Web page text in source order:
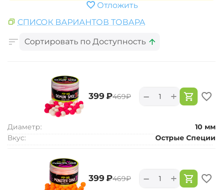
Отложить
СПИСОК ВАРИАНТОВ ТОВАРА
Сортировать по Доступность
‍399‍ ₽‍469‍₽ +
−
Диаметр:
10 мм
Вкус:
Острые Специи
‍399‍ ₽‍469‍₽ +
−